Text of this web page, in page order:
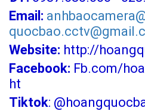
Email:
Website: http://
Facebook: Fb.com/
ht
Tiktok: